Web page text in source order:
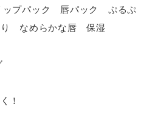
プパック 唇パック ぷるぷ
り なめらかな唇 保湿
！